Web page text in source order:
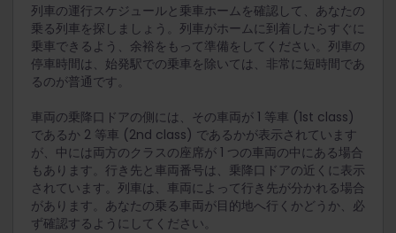
列車の運行スケジュールと乗車ホームを確認して、あなたの
乗る列車を探しましょう。列車がホームに到着したらすぐに
乗車できるよう、余裕をもって準備をしてください。列車の
停車時間は、始発駅での乗車を除いては、非常に短時間であ
るのが普通です。
車両の乗降口ドアの側には、その車両が 1 等車 (1st class)
であるか 2 等車 (2nd class) であるかが表示されています
が、中には両方のクラスの座席が 1 つの車両の中にある場合
もあります。行き先と車両番号は、乗降口ドアの近くに表示
されています。列車は、車両によって行き先が分かれる場合
があります。あなたの乗る車両が目的地へ行くかどうか、必
ず確認するようにしてください。